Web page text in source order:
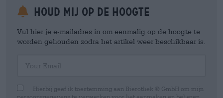
Houd mij op de hoogte
Vul hier je e-mailadres in om eenmalig op de hoogte te
worden gehouden zodra het artikel weer beschikbaar is.
Hierbij geef ik toestemming aan Bierothek ® GmbH om mijn
persoonsgegevens te verwerken voor het aanmaken en beheren